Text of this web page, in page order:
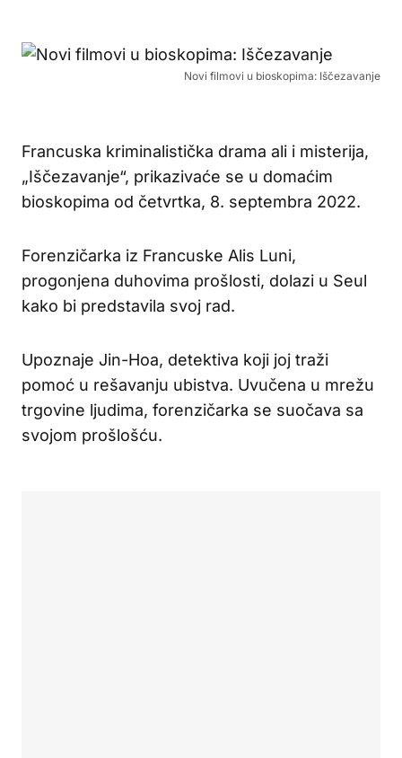
Novi filmovi u bioskopima: Iščezavanje
Francuska kriminalistička drama ali i misterija,
„Iščezavanje“, prikazivaće se u domaćim
bioskopima od četvrtka, 8. septembra 2022.
Forenzičarka iz Francuske Alis Luni,
progonjena duhovima prošlosti, dolazi u Seul
kako bi predstavila svoj rad.
Upoznaje Jin-Hoa, detektiva koji joj traži
pomoć u rešavanju ubistva. Uvučena u mrežu
trgovine ljudima, forenzičarka se suočava sa
svojom prošlošću.